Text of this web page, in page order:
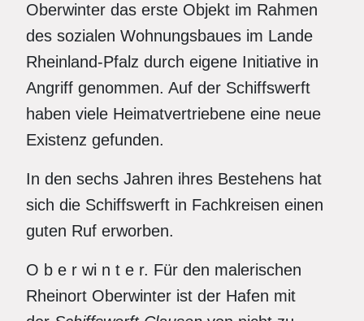
Oberwinter das erste Objekt im Rahmen
des sozialen Wohnungsbaues im Lande
Rheinland-Pfalz durch eigene Initiative in
Angriff genommen. Auf der Schiffswerft
haben viele Heimatvertriebene eine neue
Existenz gefunden.
In den sechs Jahren ihres Bestehens hat
sich die Schiffswerft in Fachkreisen einen
guten Ruf erworben.
O b e r wi n t e r. Für den malerischen
Rheinort Oberwinter ist der Hafen mit